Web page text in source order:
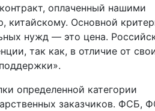
оплаченный нашими
китайскому. Основной
нужд — это цена.
так как, в отличие от
определенной категории
заказчиков. ФСБ,